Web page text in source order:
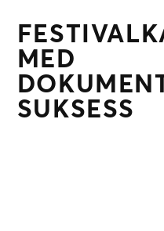
MED
SUKSESS